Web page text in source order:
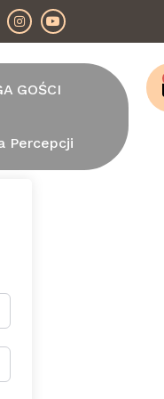
GOŚCI
Percepcji